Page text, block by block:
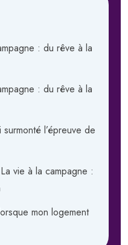
: du rêve à la
: du rêve à la
surmonté l’épreuve de
La vie à la campagne :
mon logement